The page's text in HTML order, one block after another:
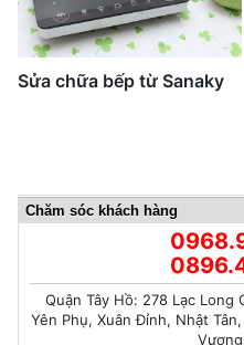
Sửa chữa bếp từ Sanaky
Chăm sóc khách hàng
Quận Tây Hồ: 278 Lạc Long
Yên Phụ, Xuân Đỉnh, Nhật